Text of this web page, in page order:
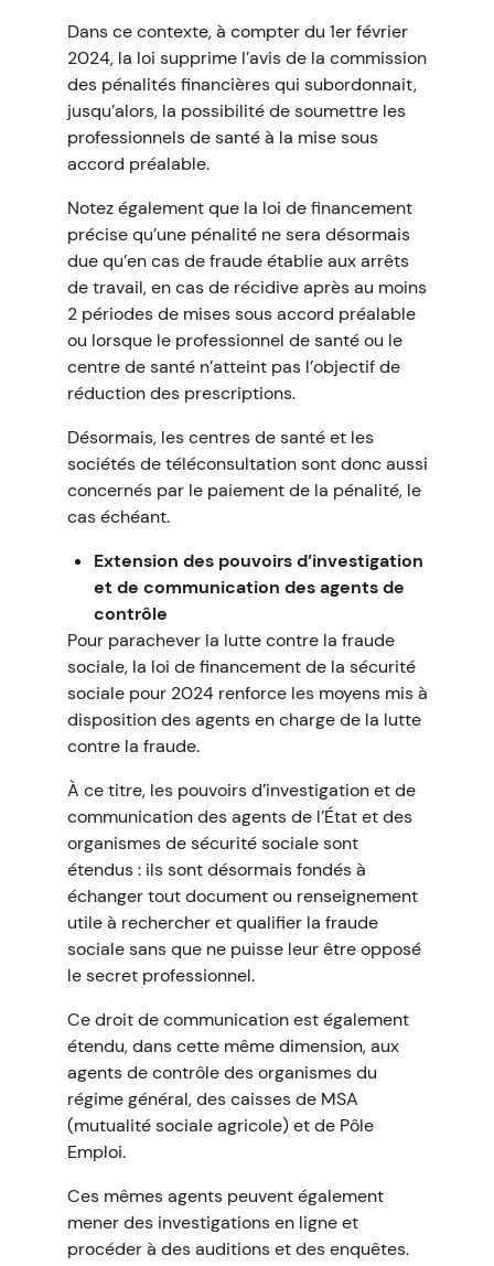
Dans ce contexte, à compter du 1er février
2024, la loi supprime l’avis de la commission
des pénalités financières qui subordonnait,
jusqu’alors, la possibilité de soumettre les
professionnels de santé à la mise sous
accord préalable.
Notez également que la loi de financement
précise qu’une pénalité ne sera désormais
due qu’en cas de fraude établie aux arrêts
de travail, en cas de récidive après au moins
2 périodes de mises sous accord préalable
ou lorsque le professionnel de santé ou le
centre de santé n’atteint pas l’objectif de
réduction des prescriptions.
Désormais, les centres de santé et les
sociétés de téléconsultation sont donc aussi
concernés par le paiement de la pénalité, le
cas échéant.
Extension des pouvoirs d’investigation
et de communication des agents de
contrôle
Pour parachever la lutte contre la fraude
sociale, la loi de financement de la sécurité
sociale pour 2024 renforce les moyens mis à
disposition des agents en charge de la lutte
contre la fraude.
À ce titre, les pouvoirs d’investigation et de
communication des agents de l’État et des
organismes de sécurité sociale sont
étendus : ils sont désormais fondés à
échanger tout document ou renseignement
utile à rechercher et qualifier la fraude
sociale sans que ne puisse leur être opposé
le secret professionnel.
Ce droit de communication est également
étendu, dans cette même dimension, aux
agents de contrôle des organismes du
régime général, des caisses de MSA
(mutualité sociale agricole) et de Pôle
Emploi.
Ces mêmes agents peuvent également
mener des investigations en ligne et
procéder à des auditions et des enquêtes.